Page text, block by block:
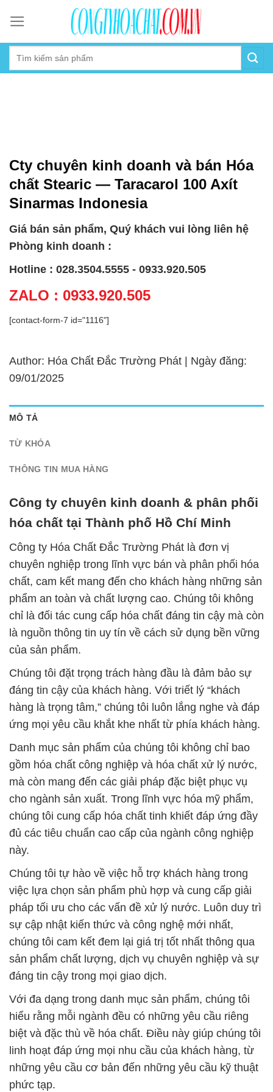
content
Cty chuyên kinh doanh và bán Hóa
chất Stearic — Taracarol 100 Axít
Sinarmas Indonesia
Giá bán sản phẩm, Quý khách vui lòng liên hệ
Phòng kinh doanh :
Hotline : 028.3504.5555 - 0933.920.505
ZALO : 0933.920.505
[contact-form-7 id="1116"]
Author: Hóa Chất Đắc Trường Phát | Ngày đăng:
09/01/2025
MÔ TẢ
TỪ KHÓA
THÔNG TIN MUA HÀNG
Công ty chuyên kinh doanh & phân phối
hóa chất tại Thành phố Hồ Chí Minh
Công ty Hóa Chất Đắc Trường Phát là đơn vị
chuyên nghiệp trong lĩnh vực bán và phân phối hóa
chất, cam kết mang đến cho khách hàng những sản
phẩm an toàn và chất lượng cao. Chúng tôi không
chỉ là đối tác cung cấp hóa chất đáng tin cậy mà còn
là nguồn thông tin uy tín về cách sử dụng bền vững
của sản phẩm.
Chúng tôi đặt trọng trách hàng đầu là đảm bảo sự
đáng tin cậy của khách hàng. Với triết lý “khách
hàng là trọng tâm,” chúng tôi luôn lắng nghe và đáp
ứng mọi yêu cầu khắt khe nhất từ phía khách hàng.
Danh mục sản phẩm của chúng tôi không chỉ bao
gồm hóa chất công nghiệp và hóa chất xử lý nước,
mà còn mang đến các giải pháp đặc biệt phục vụ
cho ngành sản xuất. Trong lĩnh vực hóa mỹ phẩm,
chúng tôi cung cấp hóa chất tinh khiết đáp ứng đầy
đủ các tiêu chuẩn cao cấp của ngành công nghiệp
này.
Chúng tôi tự hào về việc hỗ trợ khách hàng trong
việc lựa chọn sản phẩm phù hợp và cung cấp giải
pháp tối ưu cho các vấn đề xử lý nước. Luôn duy trì
sự cập nhật kiến thức và công nghệ mới nhất,
chúng tôi cam kết đem lại giá trị tốt nhất thông qua
sản phẩm chất lượng, dịch vụ chuyên nghiệp và sự
đáng tin cậy trong mọi giao dịch.
Với đa dạng trong danh mục sản phẩm, chúng tôi
hiểu rằng mỗi ngành đều có những yêu cầu riêng
biệt và đặc thù về hóa chất. Điều này giúp chúng tôi
linh hoạt đáp ứng mọi nhu cầu của khách hàng, từ
những yêu cầu cơ bản đến những yêu cầu kỹ thuật
phức tạp.